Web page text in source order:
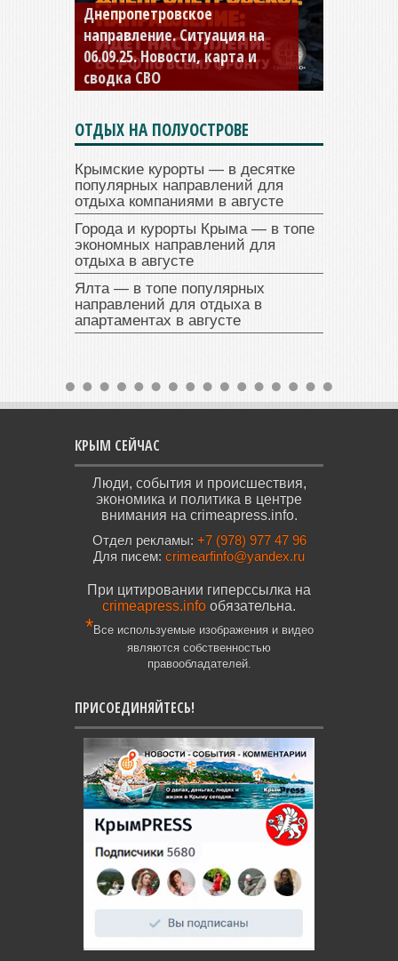
Днепропетровское
направление. Ситуация на
06.09.25. Новости, карта и
сводка СВО
Константиновское
направление. Ситуация на
04.09.25 Новости, карта и
сводка СВО
ОТДЫХ НА ПОЛУОСТРОВЕ
Крымские курорты — в десятке
популярных направлений для
отдыха компаниями в августе
Города и курорты Крыма — в топе
экономных направлений для
отдыха в августе
Ялта — в топе популярных
направлений для отдыха в
апартаментах в августе
КРЫМ СЕЙЧАС
Люди, события и происшествия,
экономика и политика в центре
внимания на crimeapress.info.
Отдел рекламы: +7 (978) 977 47 96
Для писем: crimearfinfo@yandex.ru
При цитировании гиперссылка на
crimeapress.info обязательна.
*Все используемые изображения и видео
являются собственностью
правообладателей.
ПРИСОЕДИНЯЙТЕСЬ!